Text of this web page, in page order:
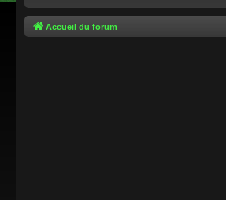
Accueil du forum